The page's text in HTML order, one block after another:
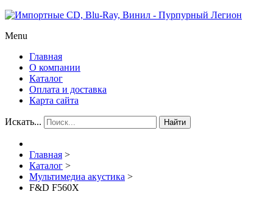
Menu
Главная
О компании
Каталог
Оплата и доставка
Карта сайта
Искать... Найти
Главная >
Каталог >
Мультимедиа акустика >
F&D F560X